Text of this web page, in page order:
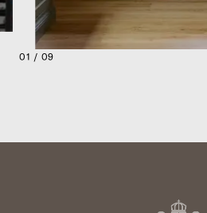
01 / 09